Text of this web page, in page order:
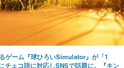
ゲーム『球ひろいSimulator』が「1
チェコ語に対応しSNSで話題に。『キン